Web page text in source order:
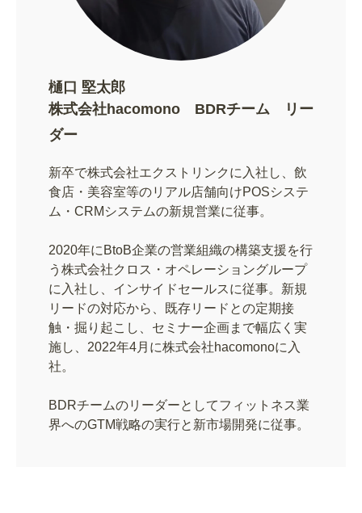
樋口 堅太郎
株式会社hacomono BDRチーム リー
ダー
新卒で株式会社エクストリンクに入社し、飲
食店・美容室等のリアル店舗向けPOSシステ
ム・CRMシステムの新規営業に従事。
2020年にBtoB企業の営業組織の構築支援を行
う株式会社クロス・オペレーショングループ
に入社し、インサイドセールスに従事。新規
リードの対応から、既存リードとの定期接
触・掘り起こし、セミナー企画まで幅広く実
施し、2022年4月に株式会社hacomonoに入
社。
BDRチームのリーダーとしてフィットネス業
界へのGTM戦略の実行と新市場開発に従事。